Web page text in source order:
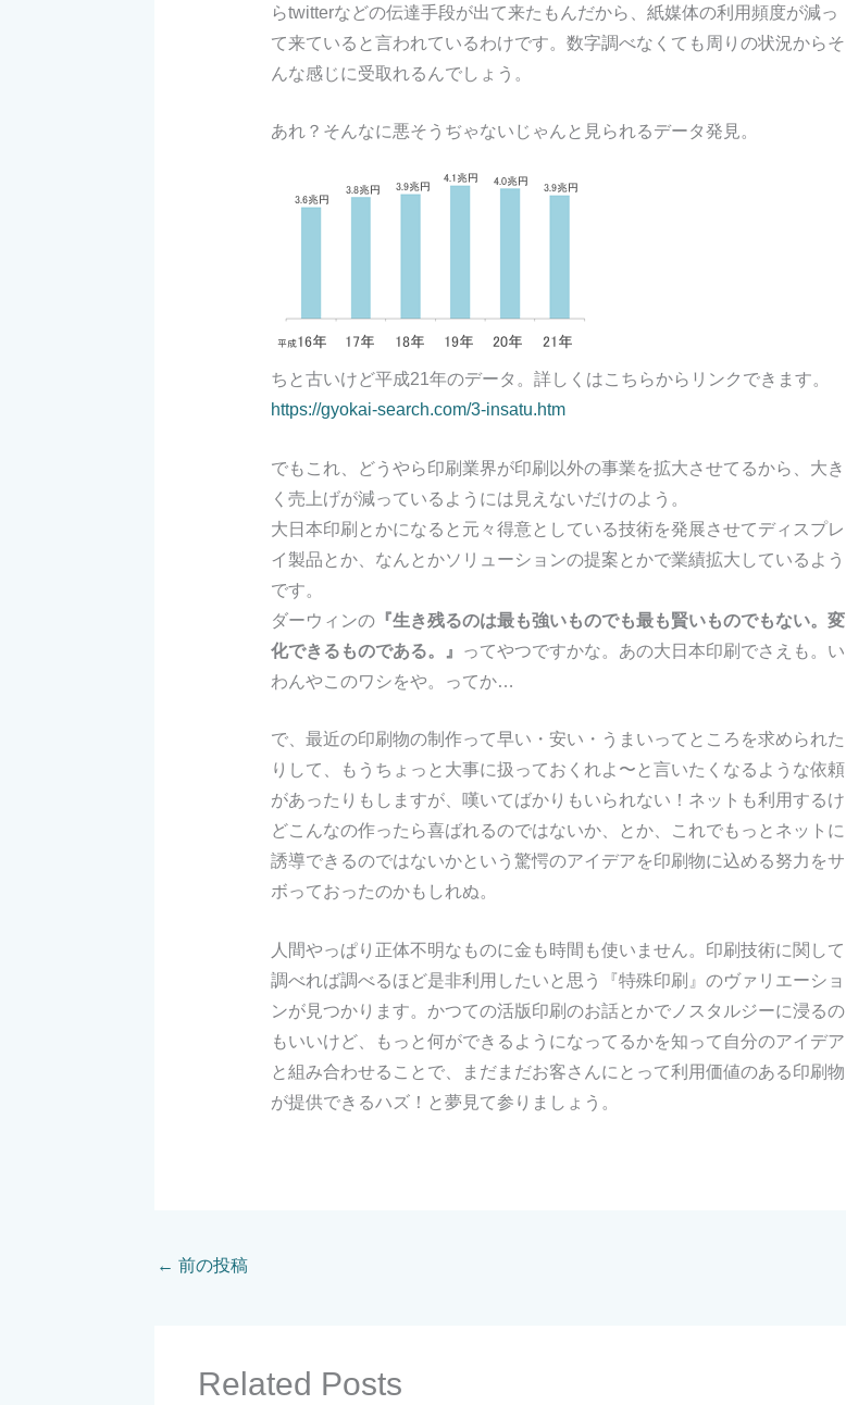
らtwitterなどの伝達手段が出て来たもんだから、紙媒体の利用頻度が減っ
て来ていると言われているわけです。数字調べなくても周りの状況からそ
んな感じに受取れるんでしょう。
あれ？そんなに悪そうぢゃないじゃんと見られるデータ発見。
ちと古いけど平成21年のデータ。詳しくはこちらからリンクできます。
https://gyokai-search.com/3-insatu.htm
でもこれ、どうやら印刷業界が印刷以外の事業を拡大させてるから、大き
く売上げが減っているようには見えないだけのよう。
大日本印刷とかになると元々得意としている技術を発展させてディスプレ
イ製品とか、なんとかソリューションの提案とかで業績拡大しているよう
です。
ダーウィンの『生き残るのは最も強いものでも最も賢いものでもない。変
化できるものである。』
ってやつですかな。あの大日本印刷でさえも。い
わんやこのワシをや。ってか…
で、最近の印刷物の制作って早い・安い・うまいってところを求められた
りして、もうちょっと大事に扱っておくれよ〜と言いたくなるような依頼
があったりもしますが、嘆いてばかりもいられない！ネットも利用するけ
どこんなの作ったら喜ばれるのではないか、とか、これでもっとネットに
誘導できるのではないかという驚愕のアイデアを印刷物に込める努力をサ
ボっておったのかもしれぬ。
人間やっぱり正体不明なものに金も時間も使いません。印刷技術に関して
調べれば調べるほど是非利用したいと思う『特殊印刷』のヴァリエーショ
ンが見つかります。かつての活版印刷のお話とかでノスタルジーに浸るの
もいいけど、もっと何ができるようになってるかを知って自分のアイデア
と組み合わせることで、まだまだお客さんにとって利用価値のある印刷物
が提供できるハズ！と夢見て参りましょう。
← 前の投稿
Related Posts